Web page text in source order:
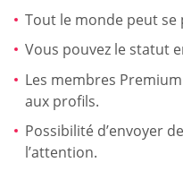
Tout le monde peut
Vous pouvez le statut
Les membres
aux profils.
Possibilité d’envoyer
l’attention.